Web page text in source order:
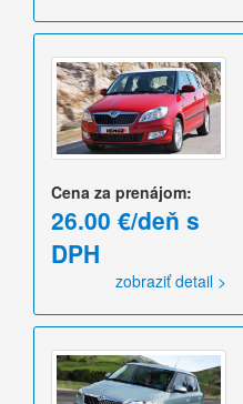
Cena za prenájom:
26.00 €/deň s
DPH
zobraziť detail >